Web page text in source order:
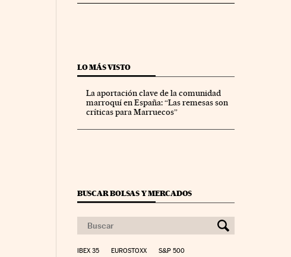
LO MÁS VISTO
La aportación clave de la comunidad
marroquí en España: “Las remesas son
críticas para Marruecos”
BUSCAR BOLSAS Y MERCADOS
IBEX 35 EUROSTOXX S&P 500